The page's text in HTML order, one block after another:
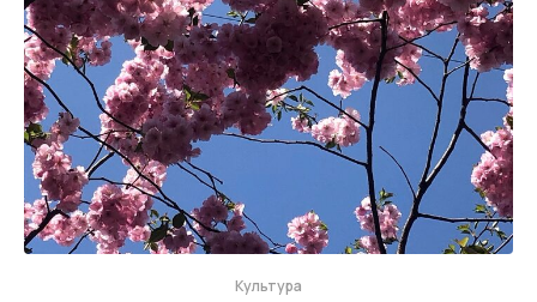
Культура